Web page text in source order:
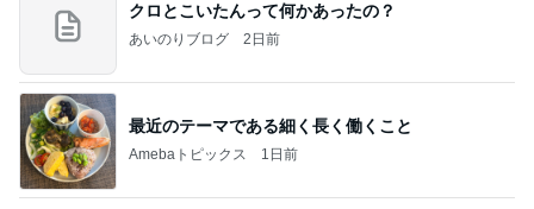
クロとこいたんって何かあったの？
あいのりブログ 2日前
最近のテーマである細く長く働くこと
Amebaトピックス 1日前